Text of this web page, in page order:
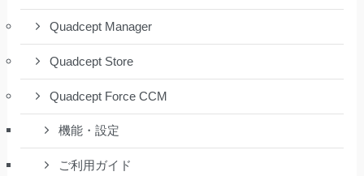
Quadcept Manager
Quadcept Store
Quadcept Force CCM
機能・設定
ご利用ガイド